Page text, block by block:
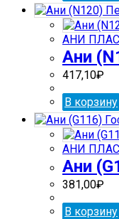
АНИ
Ани
417,10₽
В корзину
АНИ
Ани
381,00₽
В корзину